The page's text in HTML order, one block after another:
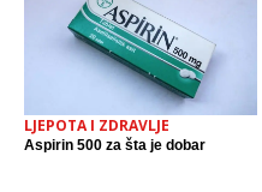
LJEPOTA I ZDRAVLJE
Aspirin 500 za šta je dobar